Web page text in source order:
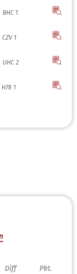
BHC 1
CZV 1
UHC 2
H78 1
Diff
Pkt.